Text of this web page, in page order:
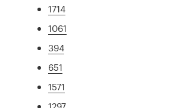
1714
1061
394
651
1571